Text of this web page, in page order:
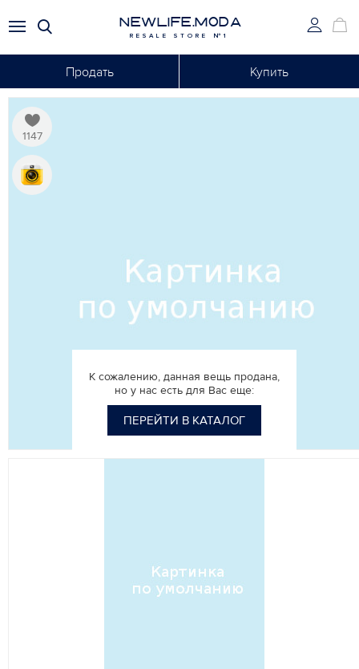
NEWLIFE.MODA
RESALE STORE №1
Продать Купить
1147
К сожалению, данная вещь продана,
но у нас есть для Вас еще:
ПЕРЕЙТИ В КАТАЛОГ